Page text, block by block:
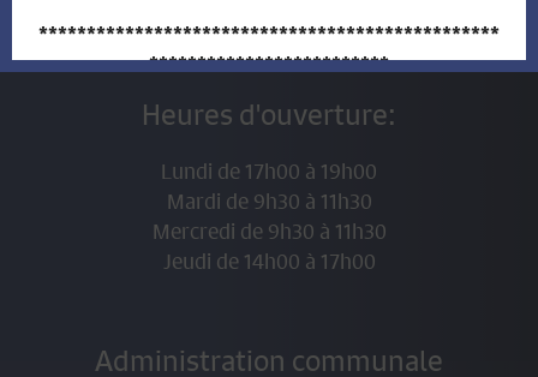
INFOS ADMINISTRATION
Heures d'ouverture:
Lundi de 17h00 à 19h00
Mardi de 9h30 à 11h30
Mercredi de 9h30 à 11h30
Jeudi de 14h00 à 17h00
Administration communale
************************************************
*************************
AVIS AUX PROPRIÉTAIRES
FONCIERSQUI ONT VENDU LEUR
BIEN IMMOBILIER DURANT